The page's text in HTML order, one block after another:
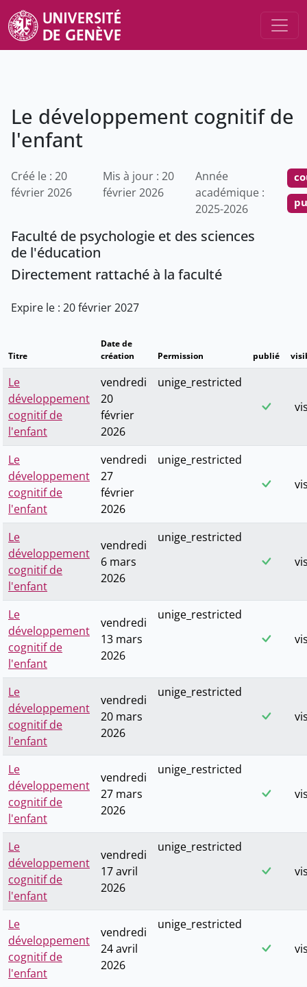
Le développement cognitif de
l'enfant
Créé le : 20
février 2026
Mis à jour : 20
février 2026
Année
académique :
2025-2026
Faculté de psychologie et des sciences
de l'éducation
Directement rattaché à la faculté
Expire le : 20 février 2027
Titre
Date de
création
Permission publié
Le
développement
cognitif de
l'enfant
vendredi
20
février
2026
unige_restricted
Le
développement
cognitif de
l'enfant
vendredi
27
février
2026
unige_restricted
Le
développement
cognitif de
l'enfant
vendredi
6 mars
2026
unige_restricted
Le
développement
cognitif de
l'enfant
vendredi
13 mars
2026
unige_restricted
Le
développement
cognitif de
l'enfant
vendredi
20 mars
2026
unige_restricted
Le
développement
cognitif de
l'enfant
vendredi
27 mars
2026
unige_restricted
Le
développement
cognitif de
l'enfant
vendredi
17 avril
2026
unige_restricted
Le
développement
cognitif de
l'enfant
vendredi
24 avril
2026
unige_restricted